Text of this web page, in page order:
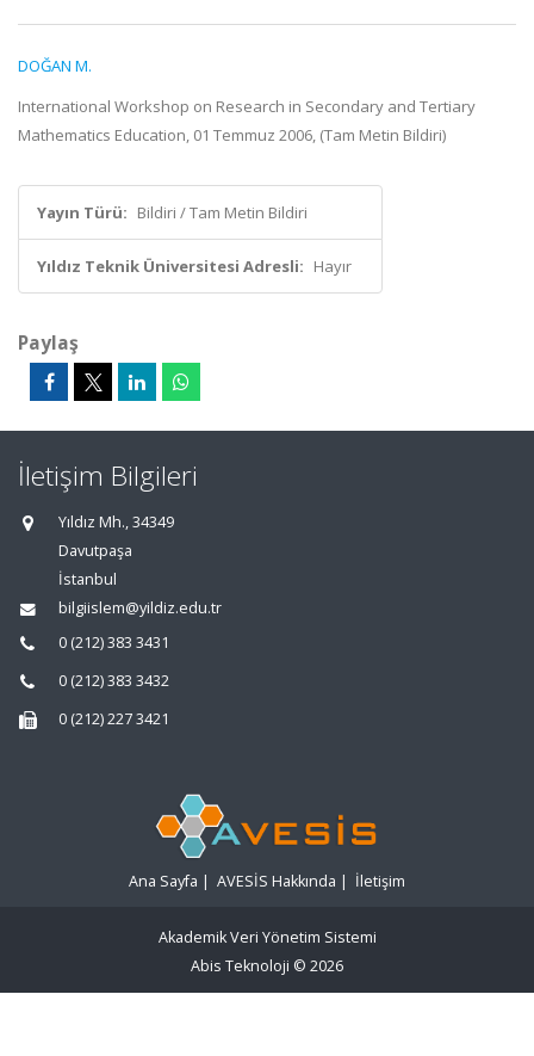
DOĞAN M.
International Workshop on Research in Secondary and Tertiary
Mathematics Education, 01 Temmuz 2006, (Tam Metin Bildiri)
Yayın Türü: Bildiri / Tam Metin Bildiri
Yıldız Teknik Üniversitesi Adresli: Hayır
Paylaş
İletişim Bilgileri
Yıldız Mh., 34349
Davutpaşa
İstanbul
bilgiislem@yildiz.edu.tr
0 (212) 383 3431
0 (212) 383 3432
0 (212) 227 3421
Ana Sayfa | AVESİS Hakkında | İletişim
Akademik Veri Yönetim Sistemi
Abis Teknoloji © 2026